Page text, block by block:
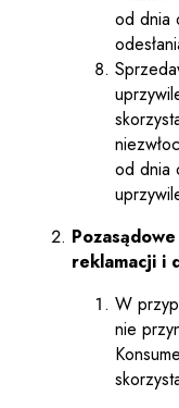
od dnia
od dnia
reklamacji i
W
nie